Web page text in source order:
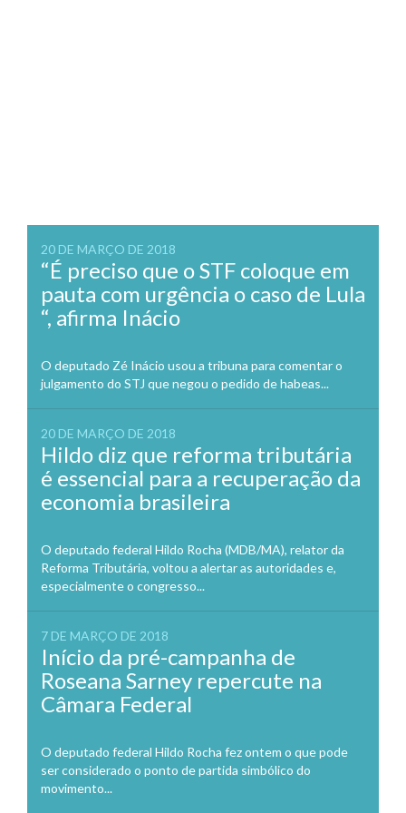
20 DE MARÇO DE 2018
“É preciso que o STF coloque em
pauta com urgência o caso de Lula
“, afirma Inácio
O deputado Zé Inácio usou a tribuna para comentar o
julgamento do STJ que negou o pedido de habeas...
20 DE MARÇO DE 2018
Hildo diz que reforma tributária
é essencial para a recuperação da
economia brasileira
O deputado federal Hildo Rocha (MDB/MA), relator da
Reforma Tributária, voltou a alertar as autoridades e,
especialmente o congresso...
7 DE MARÇO DE 2018
Início da pré-campanha de
Roseana Sarney repercute na
Câmara Federal
O deputado federal Hildo Rocha fez ontem o que pode
ser considerado o ponto de partida simbólico do
movimento...